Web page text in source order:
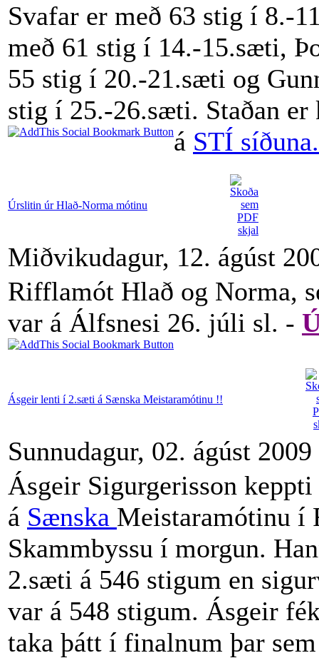
Svafar er með 63 stig í 8.-
með 61 stig í 14.-15.sæti,
55 stig í 20.-21.sæti og
stig í 25.-26.sæti. Staðan er
á STÍ síðuna.
Úrslitin úr Hlað-Norma mótinu
Miðvikudagur, 12. ágúst
Rifflamót Hlað og Norma,
var á Álfsnesi 26. júli sl. -
Ásgeir lenti í 2.sæti á Sænska Meistaramótinu !!
Sunnudagur, 02. ágúst
Ásgeir Sigurgerisson keppti
á Sænska Meistaramótinu í
Skammbyssu í morgun.
2.sæti á 546 stigum en
var á 548 stigum. Ásgeir
taka þátt í finalnum þar